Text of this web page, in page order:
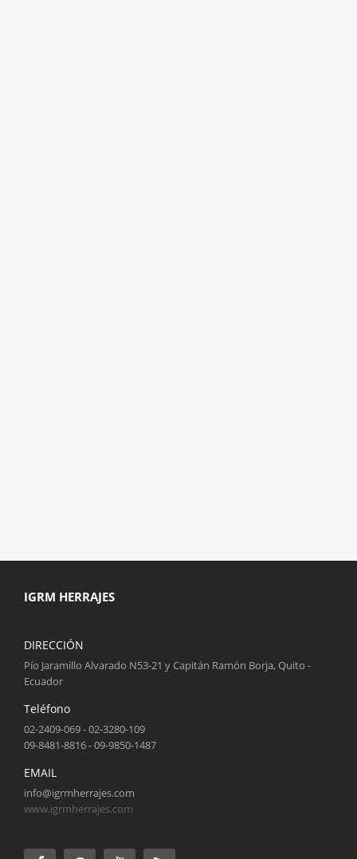
IGRM HERRAJES
DIRECCIÓN
Pío Jaramillo Alvarado N53-21 y Capitán Ramón Borja, Quito -
Ecuador
Teléfono
02-2409-069 - 02-3280-109
09-8481-8816 - 09-9850-1487
EMAIL
info@igrmherrajes.com
www.igrmherrajes.com